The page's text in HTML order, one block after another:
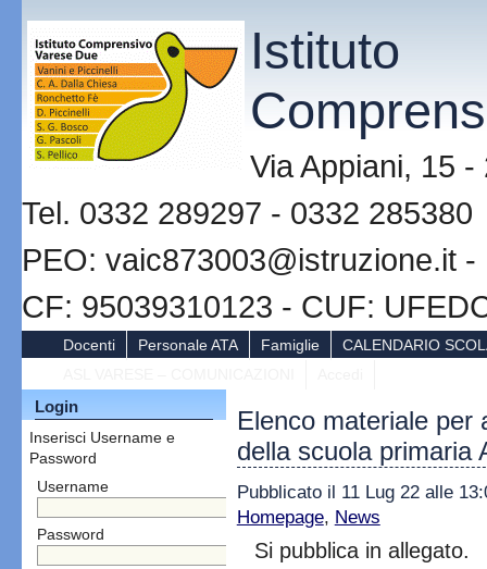
Istituto
Via Appiani, 15 -
Tel. 0332 289297 - 0332 285380
PEO: vaic873003@istruzione.it
CF: 95039310123 - CUF:
Docenti Personale ATA Famiglie
CALENDARIO
Login
Inserisci Username e
Password
Username
Password
Elenco materiale per
della scuola primaria
Pubblicato il 11 Lug 22 alle
Homepage, News
Si pubblica in allegato.